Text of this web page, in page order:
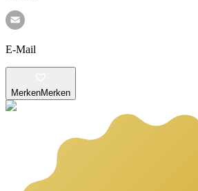
E-Mail
MerkenMerken